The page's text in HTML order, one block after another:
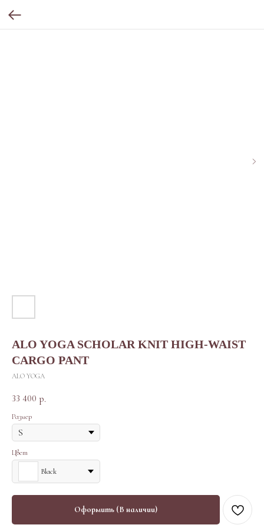
ALO YOGA SCHOLAR KNIT HIGH-WAIST
CARGO PANT
ALO YOGA
33 400 р.
Размер
Цвет
Black
Оформить (В наличии)